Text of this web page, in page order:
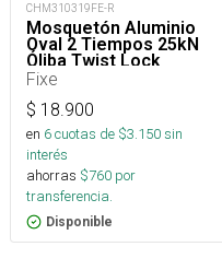
CHM310319FE-R
Mosquetón Aluminio
Oval 2 Tiempos 25kN
Óliba Twist Lock
Fixe
$ 18.900
en 6cuotas de $3.150sin
interés
ahorras $760 por
transferencia.
Disponible